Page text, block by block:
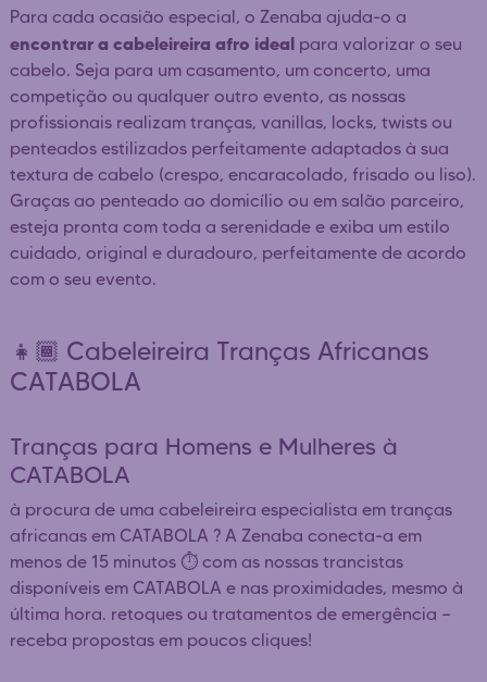
Para cada ocasião especial, o Zenaba ajuda-o a
encontrar a cabeleireira afro ideal para valorizar o seu
cabelo. Seja para um casamento, um concerto, uma
competição ou qualquer outro evento, as nossas
profissionais realizam tranças, vanillas, locks, twists ou
penteados estilizados perfeitamente adaptados à sua
textura de cabelo (crespo, encaracolado, frisado ou liso).
Graças ao penteado ao domicílio ou em salão parceiro,
esteja pronta com toda a serenidade e exiba um estilo
cuidado, original e duradouro, perfeitamente de acordo
com o seu evento.
👧🏾 Cabeleireira Tranças Africanas
CATABOLA
Tranças para Homens e Mulheres à
CATABOLA
à procura de uma cabeleireira especialista em tranças
africanas em CATABOLA ? A Zenaba conecta-a em
menos de 15 minutos ⏱️ com as nossas trancistas
disponíveis em CATABOLA e nas proximidades, mesmo à
última hora. retoques ou tratamentos de emergência —
receba propostas em poucos cliques!